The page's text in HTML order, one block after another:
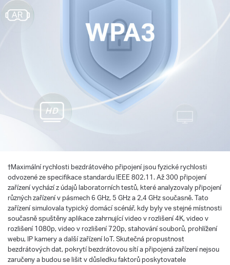
†Maximální rychlosti bezdrátového připojení jsou fyzické rychlosti
odvozené ze specifikace standardu IEEE 802.11. Až 300 připojení
zařízení vychází z údajů laboratorních testů, které analyzovaly připojení
různých zařízení v pásmech 6 GHz, 5 GHz a 2,4 GHz současně. Tato
zařízení simulovala typický domácí scénář, kdy byly ve stejné místnosti
současně spuštěny aplikace zahrnující video v rozlišení 4K, video v
rozlišení 1080p, video v rozlišení 720p, stahování souborů, prohlížení
webu, IP kamery a další zařízení loT. Skutečná propustnost
bezdrátových dat, pokrytí bezdrátovou sítí a připojená zařízení nejsou
zaručeny a budou se lišit v důsledku faktorů poskytovatele